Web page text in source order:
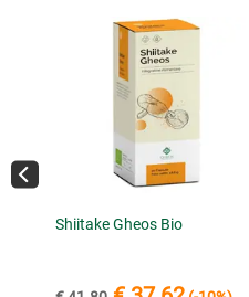
Shiitake Gheos Bio